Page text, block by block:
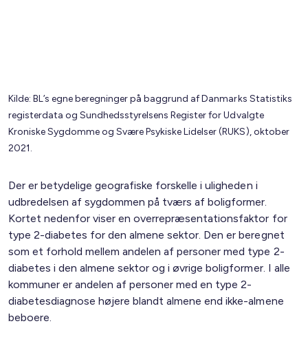
Kilde: BL’s egne beregninger på baggrund af Danmarks Statistiks
registerdata og Sundhedsstyrelsens Register for Udvalgte
Kroniske Sygdomme og Svære Psykiske Lidelser (RUKS), oktober
2021.
Der er betydelige geografiske forskelle i uligheden i
udbredelsen af sygdommen på tværs af boligformer.
Kortet nedenfor viser en overrepræsentationsfaktor for
type 2-diabetes for den almene sektor. Den er beregnet
som et forhold mellem andelen af personer med type 2-
diabetes i den almene sektor og i øvrige boligformer. I alle
kommuner er andelen af personer med en type 2-
diabetesdiagnose højere blandt almene end ikke-almene
beboere.